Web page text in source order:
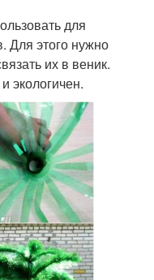
для
Для этого нужно
их в веник.
экологичен.